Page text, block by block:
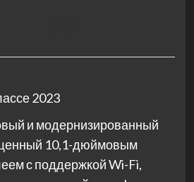
2023
и модернизированный
10,1-дюймовым
с поддержкой Wi-Fi,